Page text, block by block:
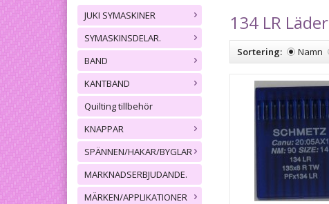
JUKI SYMASKINER
SYMASKINSDELAR.
BAND
KANTBAND
Quilting tillbehör
KNAPPAR
SPÄNNEN/HAKAR/BYGLAR
MARKNADSERBJUDANDE.
MÄRKEN/APPLIKATIONER
134 LR Läder
Sortering: Namn